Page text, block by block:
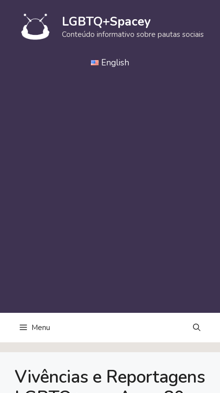
conteúdo
LGBTQ+Spacey
Conteúdo informativo sobre pautas sociais
English
Menu
Vivências e Reportagens